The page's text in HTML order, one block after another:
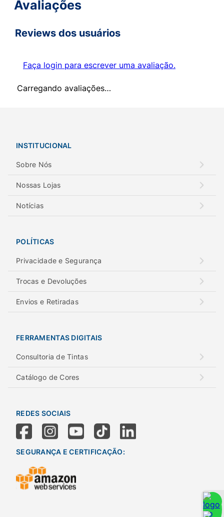
Avaliações
Reviews dos usuários
Faça login para escrever uma avaliação.
Carregando avaliações…
INSTITUCIONAL
Sobre Nós
Nossas Lojas
Notícias
POLÍTICAS
Privacidade e Segurança
Trocas e Devoluções
Envios e Retiradas
FERRAMENTAS DIGITAIS
Consultoria de Tintas
Catálogo de Cores
REDES SOCIAIS
SEGURANÇA E CERTIFICAÇÃO: